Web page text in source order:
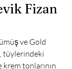
Fizan
ve Gold
tüylerindeki
tonlarının